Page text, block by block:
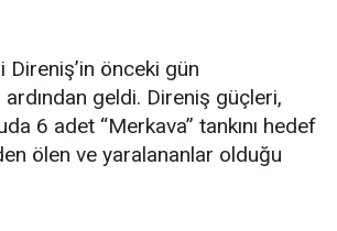
Direniş’in önceki gün
geldi. Direniş güçleri,
6 adet “Merkava” tankını hedef
ölen ve yaralananlar olduğu